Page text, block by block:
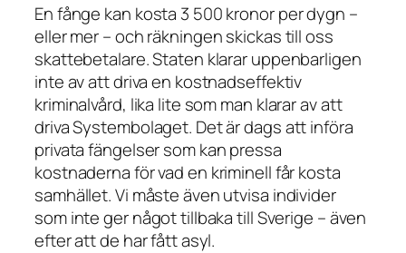
En fånge kan kosta 3 500 kronor per dygn –
eller mer – och räkningen skickas till oss
skattebetalare. Staten klarar uppenbarligen
inte av att driva en kostnadseffektiv
kriminalvård, lika lite som man klarar av att
driva Systembolaget. Det är dags att införa
privata fängelser som kan pressa
kostnaderna för vad en kriminell får kosta
samhället. Vi måste även utvisa individer
som inte ger något tillbaka till Sverige – även
efter att de har fått asyl.